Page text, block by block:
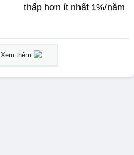
thấp hơn ít nhất 1%/năm
Xem thêm